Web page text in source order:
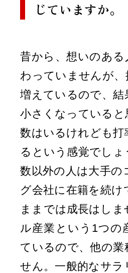
じていますか。
昔から、想いのある
わっていませんが、
増えているので、結
小さくなっていると
数はいるけれども打
るという感覚でしょ
数以外の人は大手の
グ会社に在籍を続け
ままでは成長はし
ル産業という1つの
ているので、他の業
せん。一般的なサラ